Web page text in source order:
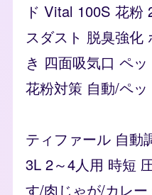
ド Vital 100S 花粉
スダスト 脱臭強化
き 四面吸気口 ペ
花粉対策 自動/ペッ
ティファール 自動
3L 2～4人用 時短
す/肉じゃが/カレー